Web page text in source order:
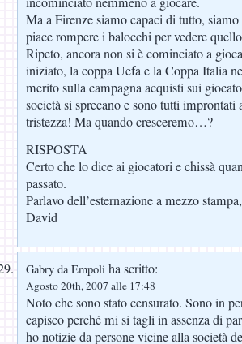
Ma a Firenze siamo capaci di tutto,
piace rompere i balocchi per vedere
Ripeto, ancora non si è cominciato a
iniziato, la coppa Uefa e la Coppa Italia
merito sulla campagna acquisti sui
società si sprecano e sono tutti
tristezza! Ma quando cresceremo…?
RISPOSTA
Certo che lo dice ai giocatori e chissà
passato.
Parlavo dell’esternazione a mezzo
David
Gabry da Empoli ha scritto:
Agosto 20th, 2007 alle 17:48
Noto che sono stato censurato. Sono in
capisco perché mi si tagli in assenza di
ho notizie da persone vicine alla società